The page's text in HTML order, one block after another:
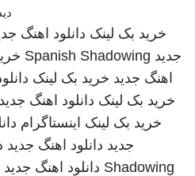
خرید بک لینک دانلود اهنگ
جدید Spanish Shadowing
اهنگ جدید خرید بک لینک
خرید بک لینک دانلود اهنگ جدید
خرید بک لینک اینستاگرام
جدید دانلود اهنگ جدید
Shadowing دانلود اهنگ جدید